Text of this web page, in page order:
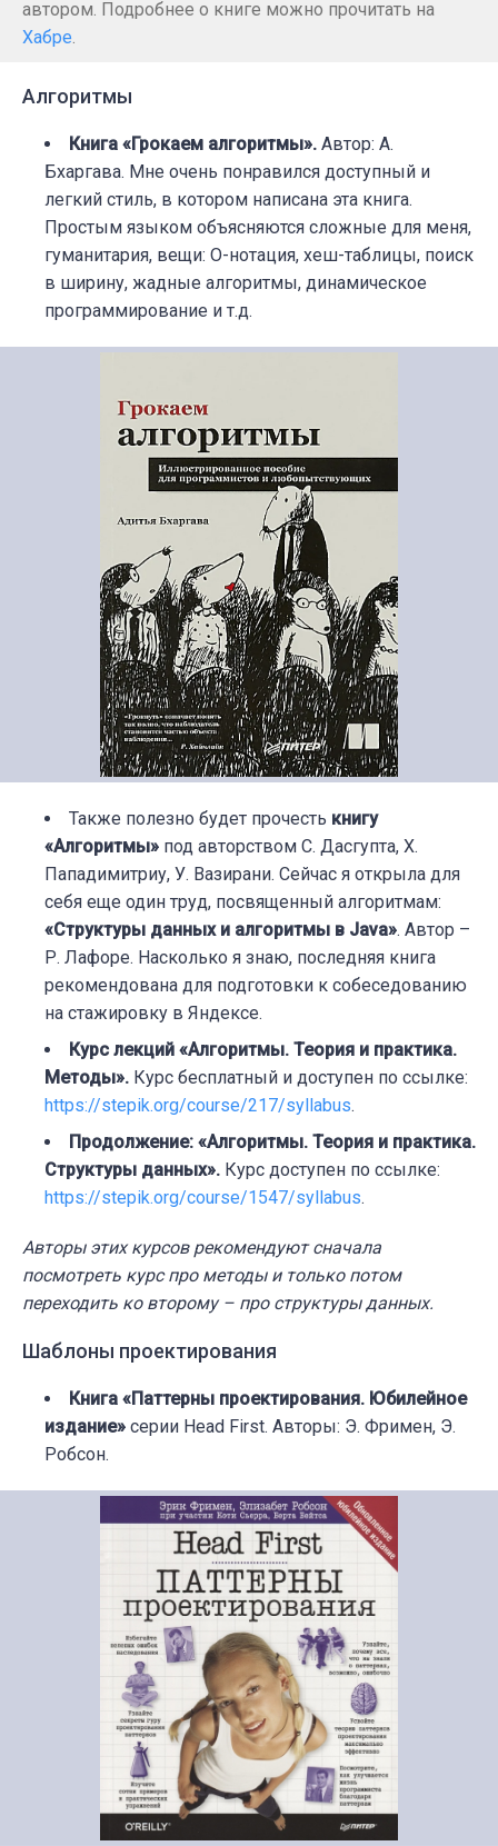
автором. Подробнее о книге можно прочитать на
Хабре.
Алгоритмы
Книга «Грокаем алгоритмы». Автор: А.
Бхаргава. Мне очень понравился доступный и
легкий стиль, в котором написана эта книга.
Простым языком объясняются сложные для меня,
гуманитария, вещи: О-нотация, хеш-таблицы, поиск
в ширину, жадные алгоритмы, динамическое
программирование и т.д.
Также полезно будет прочесть книгу
«Алгоритмы» под авторством С. Дасгупта, Х.
Пападимитриу, У. Вазирани. Сейчас я открыла для
себя еще один труд, посвященный алгоритмам:
«Структуры данных и алгоритмы в Java». Автор –
Р. Лафоре. Насколько я знаю, последняя книга
рекомендована для подготовки к собеседованию
на стажировку в Яндексе.
Курс лекций «Алгоритмы. Теория и практика.
Методы». Курс бесплатный и доступен по ссылке:
https://stepik.org/course/217/syllabus.
Продолжение: «Алгоритмы. Теория и практика.
Структуры данных». Курс доступен по ссылке:
https://stepik.org/course/1547/syllabus.
Авторы этих курсов рекомендуют сначала
посмотреть курс про методы и только потом
переходить ко второму – про структуры данных.
Шаблоны проектирования
Книга «Паттерны проектирования. Юбилейное
издание» серии Head First. Авторы: Э. Фримен, Э.
Робсон.